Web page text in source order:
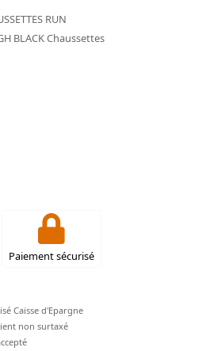
RUN
BLACK Chaussettes
Paiement sécurisé
Paiement CB sécurisé Caisse d'Epargne
non surtaxé